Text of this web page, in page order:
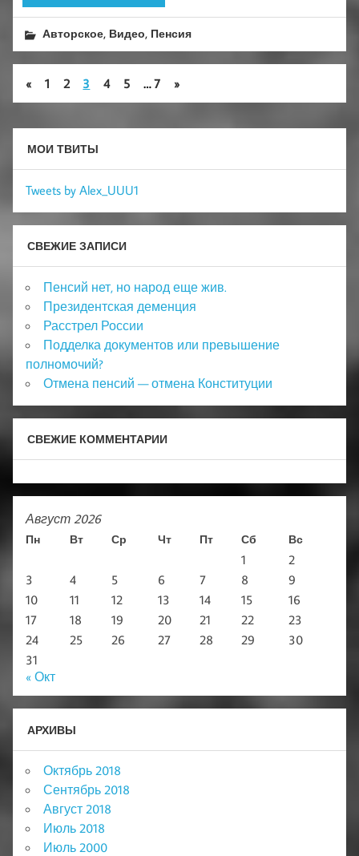
Авторское, Видео, Пенсия
« 1 2 3 4 5 … 7 »
МОИ ТВИТЫ
Tweets by Alex_UUU1
СВЕЖИЕ ЗАПИСИ
Пенсий нет, но народ еще жив.
Президентская деменция
Расстрел России
Подделка документов или превышение
полномочий?
Отмена пенсий — отмена Конституции
СВЕЖИЕ КОММЕНТАРИИ
Август 2026
Пн Вт Ср Чт Пт Сб Вс
1
2
3
4 5 6 7 8
9
10
11 12 13 14 15
16
17
18 19 20 21 22
23
24
25 26 27 28 29
30
31
« Окт
АРХИВЫ
Октябрь 2018
Сентябрь 2018
Август 2018
Июль 2018
Июль 2000